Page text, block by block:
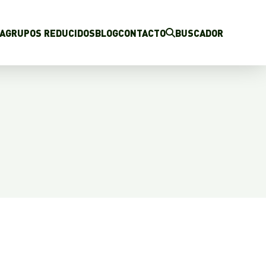
GRUPOS REDUCIDOSBLOGCONTACTO BUSCADOR